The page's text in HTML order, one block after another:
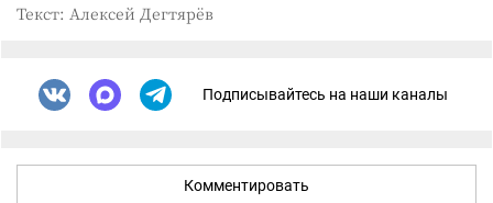
Текст: Алексей Дегтярёв
Подписывайтесь на наши каналы
Комментировать